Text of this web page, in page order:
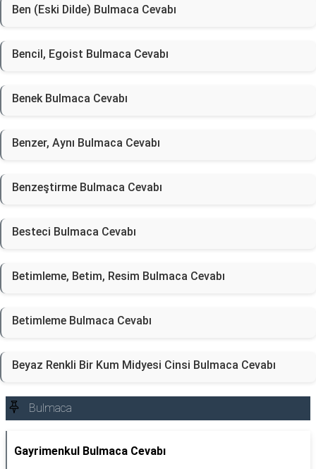
Ben (Eski Dilde) Bulmaca Cevabı
Bencil, Egoist Bulmaca Cevabı
Benek Bulmaca Cevabı
Benzer, Aynı Bulmaca Cevabı
Benzeştirme Bulmaca Cevabı
Besteci Bulmaca Cevabı
Betimleme, Betim, Resim Bulmaca Cevabı
Betimleme Bulmaca Cevabı
Beyaz Renkli Bir Kum Midyesi Cinsi Bulmaca Cevabı
Bulmaca
Gayrimenkul Bulmaca Cevabı